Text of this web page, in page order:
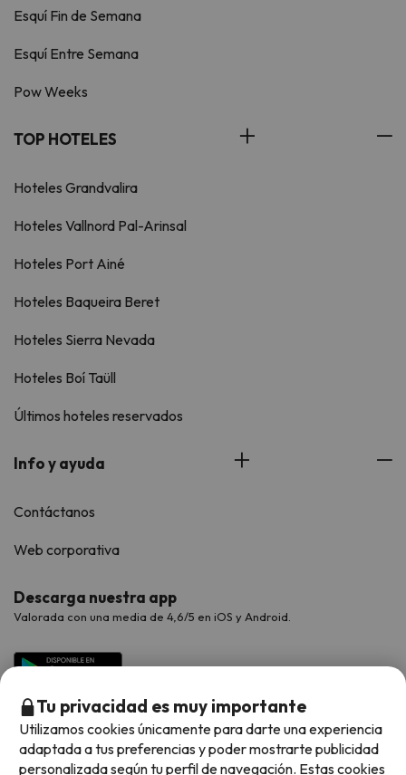
Esquí Fin de Semana
Esquí Entre Semana
Pow Weeks
TOP HOTELES
Hoteles Grandvalira
Hoteles Vallnord Pal-Arinsal
Hoteles Port Ainé
Hoteles Baqueira Beret
Hoteles Sierra Nevada
Hoteles Boí Taüll
Últimos hoteles reservados
Info y ayuda
Contáctanos
Web corporativa
Descarga nuestra app
Valorada con una media de 4,6/5 en iOS y Android.
Tu privacidad es muy importante
Utilizamos cookies únicamente para darte una experiencia
adaptada a tus preferencias y poder mostrarte publicidad
personalizada según tu perfil de navegación. Estas cookies